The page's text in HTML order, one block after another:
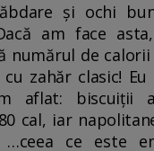
și ochi
am face
numărul de
zahăr clasic!
aflat: biscuiții
cal, iar
…ceea ce este